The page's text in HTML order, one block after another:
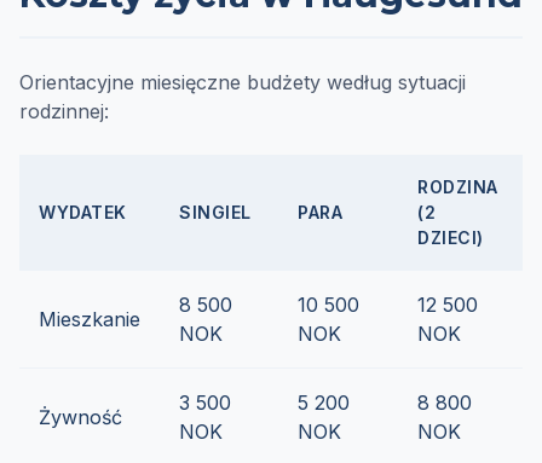
Orientacyjne miesięczne budżety według sytuacji
rodzinnej:
WYDATEK SINGIEL PARA
RODZINA
(2
DZIECI)
Mieszkanie
8 500
NOK
10 500
NOK
12 500
NOK
Żywność
3 500
NOK
5 200
NOK
8 800
NOK